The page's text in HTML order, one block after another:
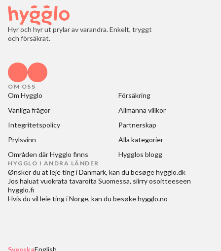
Hyr och hyr ut prylar av varandra. Enkelt, tryggt
och försäkrat.
OM OSS
Om Hygglo
Försäkring
Vanliga frågor
Allmänna villkor
Integritetspolicy
Partnerskap
Prylsvinn
Alla kategorier
Områden där Hygglo finns
Hygglos blogg
HYGGLO I ANDRA LÄNDER
Ønsker du at leje ting i Danmark, kan du besøgehygglo.dk
Jos haluat vuokrata tavaroita Suomessa, siirry osoitteeseen
hygglo.fi
Hvis du vil leie ting i Norge, kan du besøkehygglo.no
SvenskaEnglish